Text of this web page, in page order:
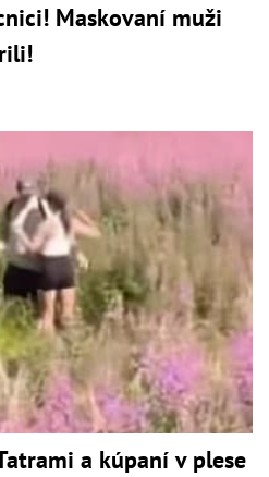
Maskovaní muži
a kúpaní v plese